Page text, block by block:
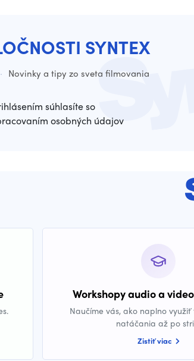
SYNTEX
· Novinky a tipy zo sveta filmovania
súhlasíte so
osobných údajov
Workshopy audio a
Naučíme vás, ako naplno
natáčania až po
Zistiť viac